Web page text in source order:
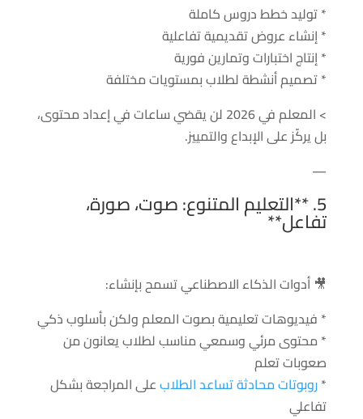
* توليد خطط دروس كاملة
* إنشاء عروض تقديمية تفاعلية
* إنتاج اختبارات وتمارين فورية
* تصميم أنشطة لطلاب بمستويات مختلفة
> المعلم في 2026 لن يقضي ساعات في إعداد محتوى،
بل يركّز على الإبداع والتمييز.
—
5. **التعليم المتنوع: صوت، صورة،
تفاعل**
🎥 أدوات الذكاء الاصطناعي تسمح بإنشاء:
* فيديوهات تعليمية بصوت المعلم ولكن بأسلوب ذكي
* محتوى مرئي وسمعي مناسب لطلاب يعانون من
صعوبات تعلم
*روبوتات محادثة تساعد الطلابعلى المراجعة بشكل
تفاعلي